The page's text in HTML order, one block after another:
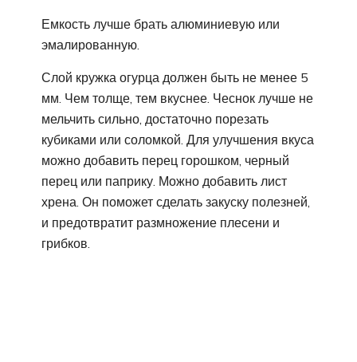
Емкость лучше брать алюминиевую или
эмалированную.
Слой кружка огурца должен быть не менее 5
мм. Чем толще, тем вкуснее. Чеснок лучше не
мельчить сильно, достаточно порезать
кубиками или соломкой. Для улучшения вкуса
можно добавить перец горошком, черный
перец или паприку. Можно добавить лист
хрена. Он поможет сделать закуску полезней,
и предотвратит размножение плесени и
грибков.